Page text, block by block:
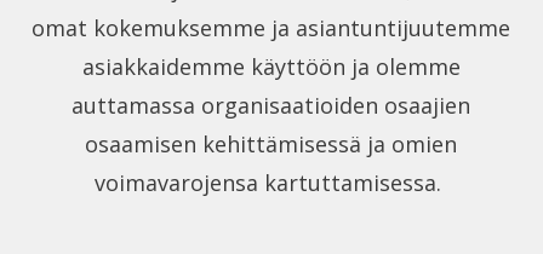
omat kokemuksemme ja asiantuntijuutemme
asiakkaidemme käyttöön ja olemme
auttamassa organisaatioiden osaajien
osaamisen kehittämisessä ja omien
voimavarojensa kartuttamisessa.